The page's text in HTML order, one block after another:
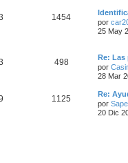
1454
por
25 May
498
Re: Las
por
28 Mar
1125
Re:
por
20 Dic